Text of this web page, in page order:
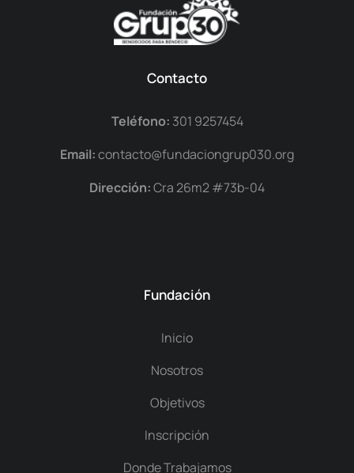
Contacto
Teléfono: 301 9257454
Email:contacto@fundaciongrup030.org
Dirección:Cra 26m2 #73b-04
Fundación
Inicio
Nosotros
Objetivos
Inscripción
Donde Trabajamos